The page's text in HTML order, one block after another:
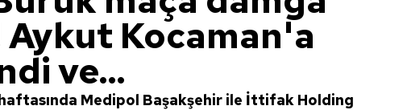
Kocaman'a
ve...
Medipol Başakşehir ile İttifak Holding